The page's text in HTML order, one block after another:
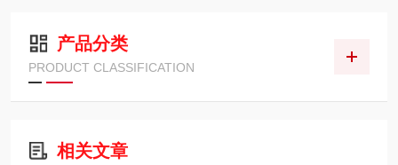
产品分类
PRODUCT CLASSIFICATION
相关文章